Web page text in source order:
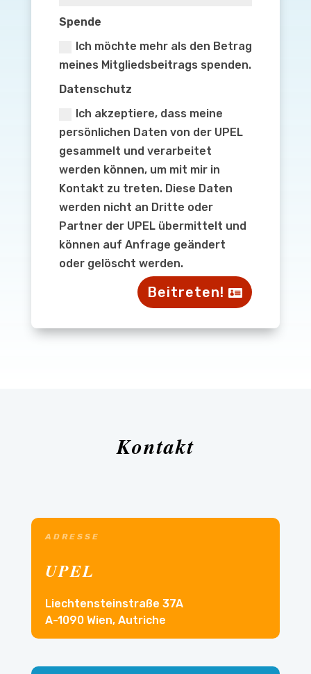
Spende
Ich möchte mehr als den Betrag
meines Mitgliedsbeitrags spenden.
Datenschutz
Ich akzeptiere, dass meine
persönlichen Daten von der UPEL
gesammelt und verarbeitet
werden können, um mit mir in
Kontakt zu treten. Diese Daten
werden nicht an Dritte oder
Partner der UPEL übermittelt und
können auf Anfrage geändert
oder gelöscht werden.
Beitreten!
Kontakt
ADRESSE
UPEL
Liechtensteinstraße 37A
A-1090 Wien, Autriche